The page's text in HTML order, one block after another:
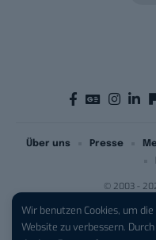
Wir benutzen Cookies, um
Website zu verbessern.
© 2003 -
Über uns Presse
iPhone 17 Pro